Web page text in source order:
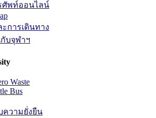
ศัพท์ออนไลน์
การเดินทาง
บจุฬาฯ
Waste
Bus
ความยั่งยืน